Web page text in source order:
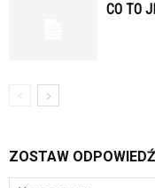
CO TO
ZOSTAW ODPOWIEDŹ